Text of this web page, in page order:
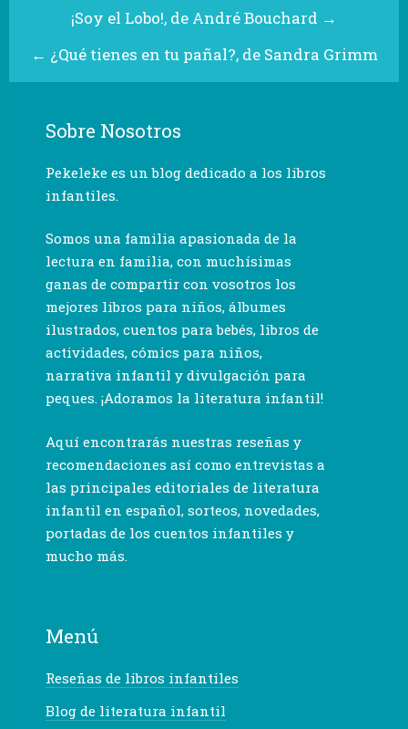
¡Soy el Lobo!, de André Bouchard →
← ¿Qué tienes en tu pañal?, de Sandra Grimm
Sobre Nosotros
Pekeleke es un blog dedicado a los libros
infantiles.
Somos una familia apasionada de la
lectura en familia, con muchísimas
ganas de compartir con vosotros los
mejores libros para niños, álbumes
ilustrados, cuentos para bebés, libros de
actividades, cómics para niños,
narrativa infantil y divulgación para
peques. ¡Adoramos la literatura infantil!
Aquí encontrarás nuestras reseñas y
recomendaciones así como entrevistas a
las principales editoriales de literatura
infantil en español, sorteos, novedades,
portadas de los cuentos infantiles y
mucho más.
Menú
Reseñas de libros infantiles
Blog de literatura infantil